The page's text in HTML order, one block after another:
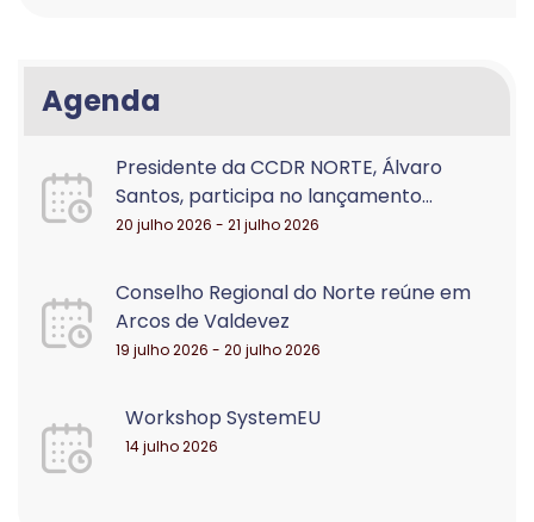
Agenda
Presidente da CCDR NORTE, Álvaro
Santos, participa no lançamento...
20 julho 2026 - 21 julho 2026
Conselho Regional do Norte reúne em
Arcos de Valdevez
19 julho 2026 - 20 julho 2026
Workshop SystemEU
14 julho 2026